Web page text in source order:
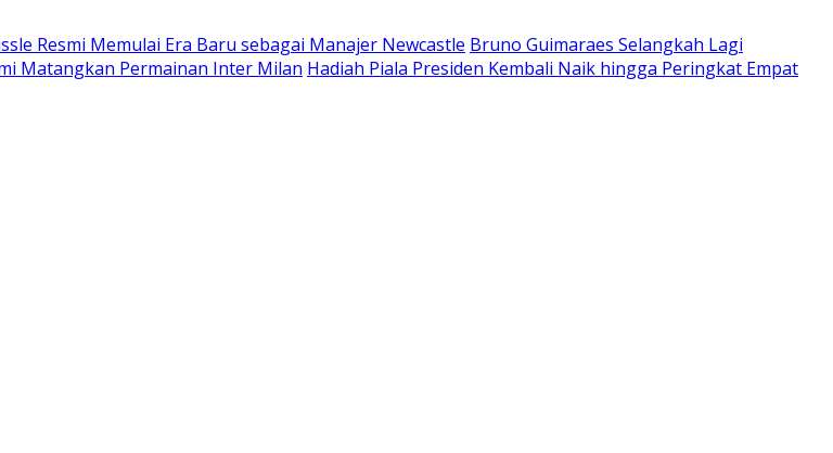
Resmi Memulai Era Baru sebagai Manajer Newcastle Bruno Guimaraes Selangkah Lagi
Matangkan Permainan Inter Milan Hadiah Piala Presiden Kembali Naik hingga Peringkat Empat